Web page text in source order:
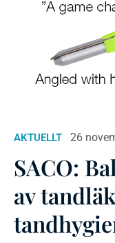
AKTUELLT 26
SACO:
av